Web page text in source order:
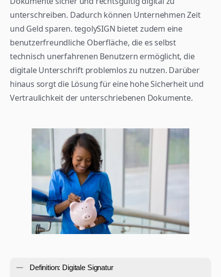
unterschreiben. Dadurch können Unternehmen Zeit
und Geld sparen. tegolySIGN bietet zudem eine
benutzerfreundliche Oberfläche, die es selbst
technisch unerfahrenen Benutzern ermöglicht, die
digitale Unterschrift problemlos zu nutzen. Darüber
hinaus sorgt die Lösung für eine hohe Sicherheit und
Vertraulichkeit der unterschriebenen Dokumente.
Definition: Digitale Signatur